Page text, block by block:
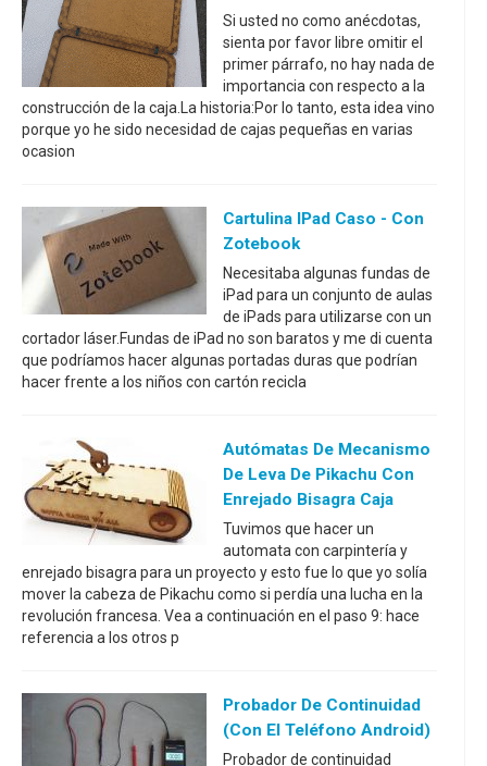
Si usted no como anécdotas,
sienta por favor libre omitir el
primer párrafo, no hay nada de
importancia con respecto a la
construcción de la caja.La historia:Por lo tanto, esta idea vino
porque yo he sido necesidad de cajas pequeñas en varias
ocasion
Cartulina IPad Caso - Con
Zotebook
Necesitaba algunas fundas de
iPad para un conjunto de aulas
de iPads para utilizarse con un
cortador láser.Fundas de iPad no son baratos y me di cuenta
que podríamos hacer algunas portadas duras que podrían
hacer frente a los niños con cartón recicla
Autómatas De Mecanismo
De Leva De Pikachu Con
Enrejado Bisagra Caja
Tuvimos que hacer un
automata con carpintería y
enrejado bisagra para un proyecto y esto fue lo que yo solía
mover la cabeza de Pikachu como si perdía una lucha en la
revolución francesa. Vea a continuación en el paso 9: hace
referencia a los otros p
Probador De Continuidad
(con El Teléfono Android)
Probador de continuidad